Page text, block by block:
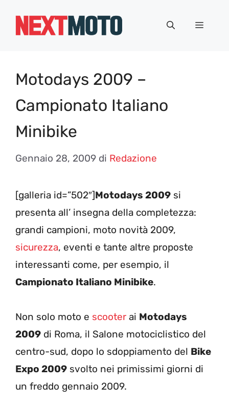
Menu
Motodays 2009 –
Campionato Italiano
Minibike
Gennaio 28, 2009 di Redazione
[galleria id=”502″]Motodays 2009 si
presenta all’ insegna della completezza:
grandi campioni, moto novità 2009,
sicurezza, eventi e tante altre proposte
interessanti come, per esempio, il
Campionato Italiano Minibike.
Non solo moto e scooter ai Motodays
2009 di Roma, il Salone motociclistico del
centro-sud, dopo lo sdoppiamento del Bike
Expo 2009 svolto nei primissimi giorni di
un freddo gennaio 2009.